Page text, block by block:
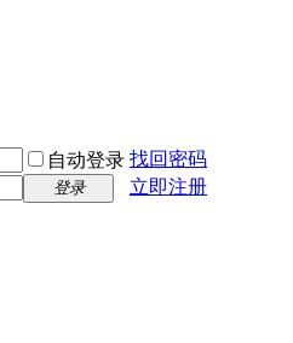
自动登录 找回密码
登录
立即注册